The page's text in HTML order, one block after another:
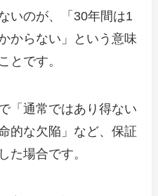
いのが、「30年間は1
からない」という意味
とです。
「通常ではあり得ない
的な欠陥」など、保証
た場合です。